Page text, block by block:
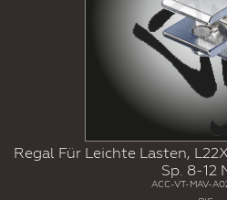
Regal Für Leichte Lasten,
Sp. 8-12
ACC-VT-MAV-